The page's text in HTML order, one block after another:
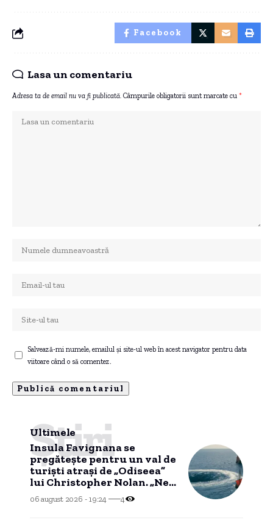
Facebook
Lasa un comentariu
Adresa ta de email nu va fi publicată. Câmpurile obligatorii sunt marcate cu *
Salvează-mi numele, emailul și site-ul web în acest navigator pentru data
viitoare când o să comentez.
Ultimele
Știri
Insula Favignana se
pregăteşte pentru un val de
turişti atraşi de „Odiseea”
lui Christopher Nolan. „Ne-
ar putea face rău”
06 august 2026 - 19:24 4